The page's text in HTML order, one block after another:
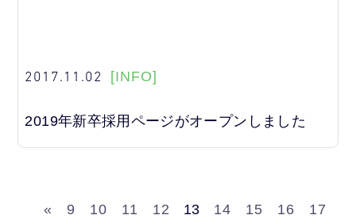
2017.11.02 [INFO]
2019年新卒採用ページがオープンしました
« 9 10 11 12 13 14 15 16
17